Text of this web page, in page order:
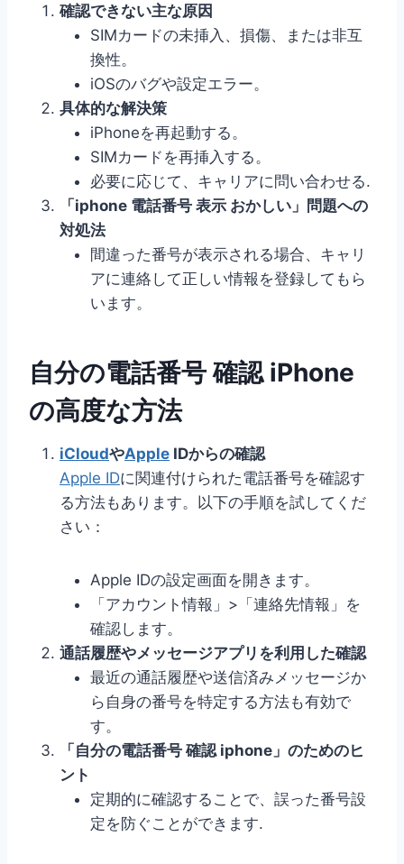
確認できない主な原因
SIMカードの未挿入、損傷、または非互
換性。
iOSのバグや設定エラー。
具体的な解決策
iPhoneを再起動する。
SIMカードを再挿入する。
必要に応じて、キャリアに問い合わせる.
「iphone 電話番号 表示 おかしい」問題への
対処法
間違った番号が表示される場合、キャリ
アに連絡して正しい情報を登録してもら
います。
自分の電話番号 確認 iPhone
の高度な方法
iCloudやApple IDからの確認
Apple IDに関連付けられた電話番号を確認す
る方法もあります。以下の手順を試してくだ
さい：
Apple IDの設定画面を開きます。
「アカウント情報」>「連絡先情報」を
確認します。
通話履歴やメッセージアプリを利用した確認
最近の通話履歴や送信済みメッセージか
ら自身の番号を特定する方法も有効で
す。
「自分の電話番号 確認 iphone」のためのヒ
ント
定期的に確認することで、誤った番号設
定を防ぐことができます.